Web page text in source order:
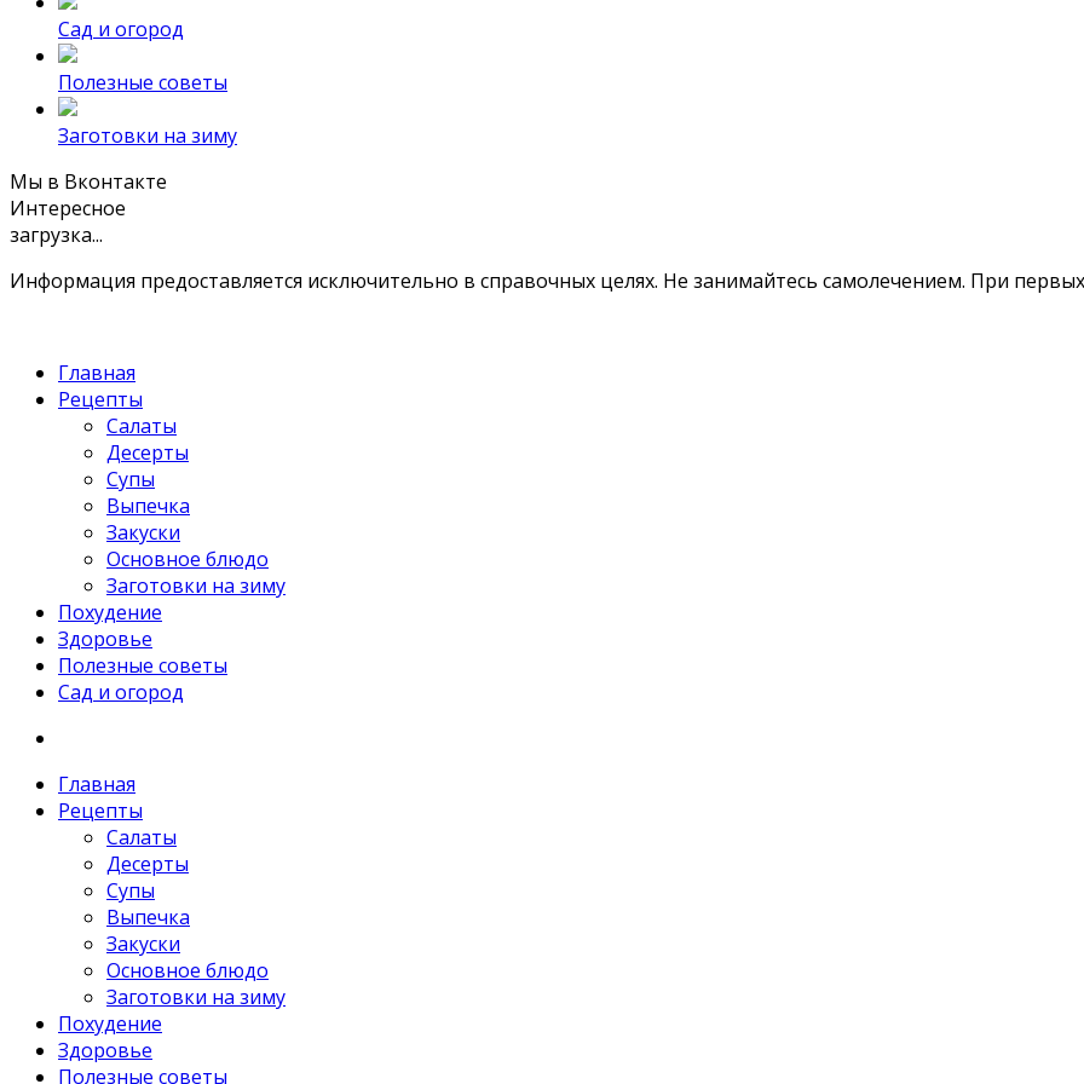
Сад и огород
Полезные советы
Заготовки на зиму
Мы в Вконтакте
Интересное
загрузка...
Информация предоставляется исключительно в справочных целях. Не занимайтесь самолечением. При
Главная
Рецепты
Салаты
Десерты
Супы
Выпечка
Закуски
Основное блюдо
Заготовки на зиму
Похудение
Здоровье
Полезные советы
Сад и огород
Главная
Рецепты
Салаты
Десерты
Супы
Выпечка
Закуски
Основное блюдо
Заготовки на зиму
Похудение
Здоровье
Полезные советы